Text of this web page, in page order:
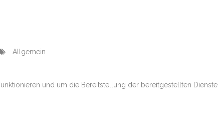
Allgemein
und um die Bereitstellung der bereitgestellten Dienste